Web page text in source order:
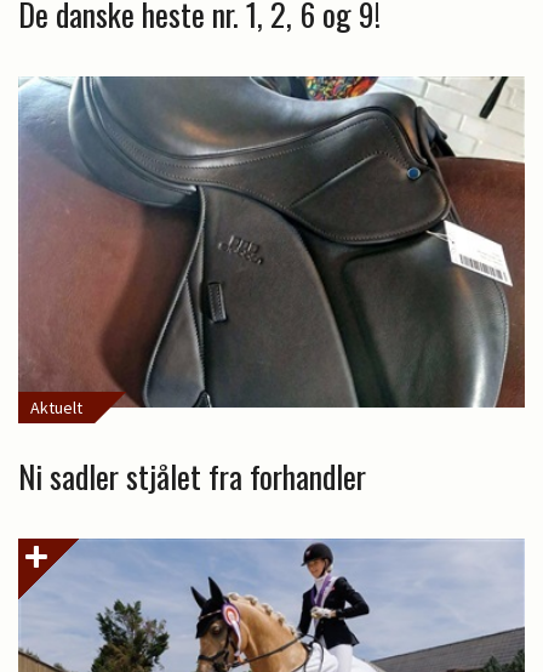
De danske heste nr. 1, 2, 6 og 9!
Aktuelt
Ni sadler stjålet fra forhandler